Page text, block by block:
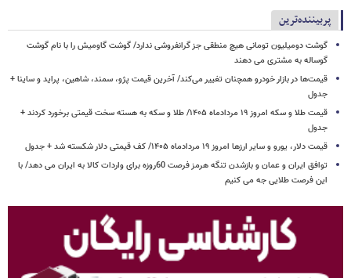
پربیننده‌ترین
گوشت دومیلیون تومانی هیچ منطقی جز گرانفروشی ندارد/ گوشت گاومیش را با نام گوشت
گوساله به مشتری می دهند
قیمت‌ها در بازار خودرو همچنان تغییر می‌کند/ آخرین قیمت پژو، سمند، شاهین، پراید و ساینا +
جدول
قیمت طلا و سکه امروز ۱۹ مردادماه ۱۴۰۵/ طلا و سکه به هسته سخت قیمتی برخورد کردند +
جدول
قیمت دلار، یورو و سایر ارزها امروز ۱۹ مردادماه ۱۴۰۵/ کف قیمتی دلار شکسته شد + جدول
توافق ایران و عمان و بازشدن تنگه هرمز فرصت 60روزه برای واردات کالا به ایران می دهد/ با
این فرصت طلایی جه می کنیم